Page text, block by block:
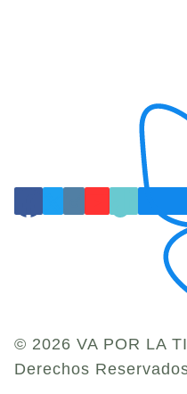
© 2026 VA POR LA
Derechos